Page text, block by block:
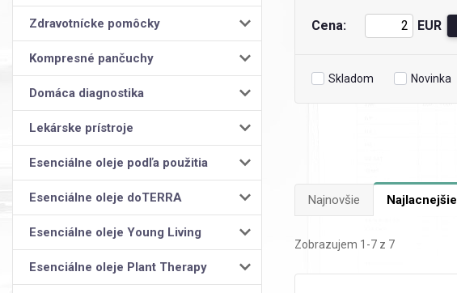
Zdravotnícke pomôcky
Kompresné pančuchy
Domáca diagnostika
Lekárske prístroje
Esenciálne oleje podľa použitia
Esenciálne oleje doTERRA
Esenciálne oleje Young Living
Esenciálne oleje Plant Therapy
Cena: EUR
Skladom Novinka
Najnovšie Najlacnejšie
Zobrazujem 1-7 z 7